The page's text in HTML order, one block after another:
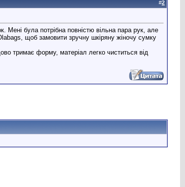
#2
була потрібна повністю вільна пара рук, але
щоб замовити зручну шкіряну жіночу сумку
тримає форму, матеріал легко чиститься від